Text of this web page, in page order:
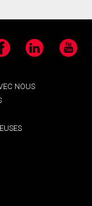
LinkedIn YouTube
NOUS